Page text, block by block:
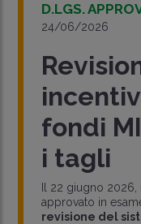
D.LGS.
24/06/2026
fondi
i tagli
Il 22 giugno 2026,
approvato in
revisione del